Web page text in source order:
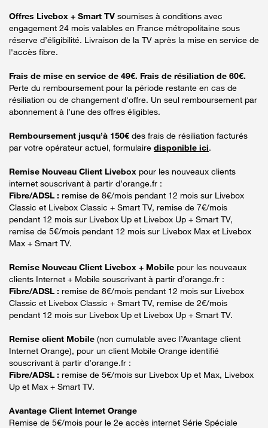
Offres Livebox + Smart TV soumises à conditions avec
engagement 24 mois valables en France métropolitaine sous
réserve d’éligibilité. Livraison de la TV après la mise en service de
l'accès fibre.
Frais de mise en service de 49€. Frais de résiliation de 60€.
Perte du remboursement pour la période restante en cas de
résiliation ou de changement d'offre. Un seul remboursement par
abonnement à l’une des offres éligibles.
Remboursement jusqu’à 150€ des frais de résiliation facturés
par votre opérateur actuel, formulaire disponible ici.
Remise Nouveau Client Livebox pour les nouveaux clients
internet souscrivant à partir d’orange.fr :
Fibre/ADSL : remise de 8€/mois pendant 12 mois sur Livebox
Classic et Livebox Classic + Smart TV, remise de 7€/mois
pendant 12 mois sur Livebox Up et Livebox Up + Smart TV,
remise de 5€/mois pendant 12 mois sur Livebox Max et Livebox
Max + Smart TV.
Remise Nouveau Client Livebox + Mobile pour les nouveaux
clients Internet + Mobile souscrivant à partir d’orange.fr :
Fibre/ADSL : remise de 8€/mois pendant 12 mois sur Livebox
Classic et Livebox Classic + Smart TV, remise de 2€/mois
pendant 12 mois sur Livebox Up et Livebox Up + Smart TV.
Remise client Mobile (non cumulable avec l’Avantage client
Internet Orange), pour un client Mobile Orange identifié
souscrivant à partir d’orange.fr :
Fibre/ADSL : remise de 5€/mois sur Livebox Up et Max, Livebox
Up et Max + Smart TV.
Avantage Client Internet Orange
Remise de 5€/mois pour le 2e accès internet Série Spéciale